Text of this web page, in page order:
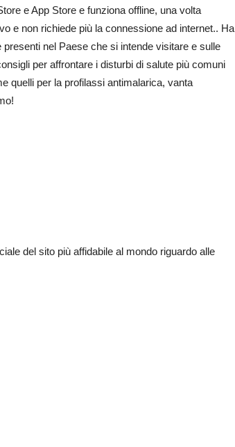
e App Store e funziona offline, una volta
e non richiede più la connessione ad internet.. Ha
nel Paese che si intende visitare e sulle
per affrontare i disturbi di salute più comuni
quelli per la profilassi antimalarica, vanta
del sito più affidabile al mondo riguardo alle